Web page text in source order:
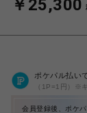
￥25,300
ポケパル払い
（1P=1円）※
会員登録後、ポケ